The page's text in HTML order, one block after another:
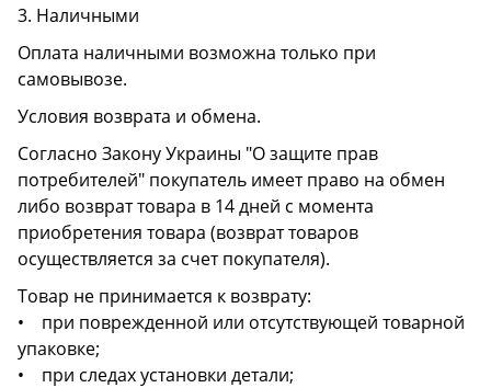
3. Наличными
Оплата наличными возможна только при
самовывозе.
Условия возврата и обмена.
Согласно Закону Украины "О защите прав
потребителей" покупатель имеет право на обмен
либо возврат товара в 14 дней с момента
приобретения товара (возврат товаров
осуществляется за счет покупателя).
Товар не принимается к возврату:
• при поврежденной или отсутствующей товарной
упаковке;
• при следах установки детали;